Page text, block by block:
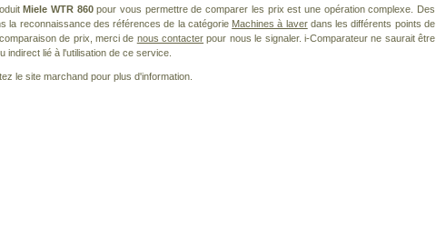
Miele WTR 860pour vous permettre de comparer les prix est une opération complexe. Des
la reconnaissance des références de la catégorie Machines à laverdans les différents points de
de prix, merci de nous contacter pour nous le signaler. i-Comparateur ne saurait être
indirect lié à l'utilisation de ce service.
le site marchand pour plus d'information.